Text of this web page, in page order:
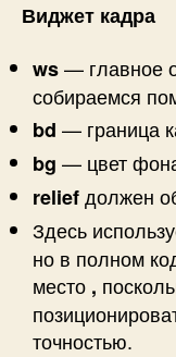
Виджет кадра
ws— главное
собираемся
bd — граница
bg — цвет
reliefдолжен
Здесь
но в полном
место ,
точностью.